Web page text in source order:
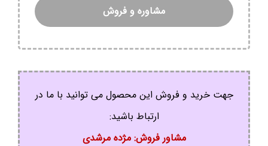
مشاوره و فروش
جهت خرید و فروش این محصول می توانید با ما در
ارتباط باشید:
مشاور فروش: مژده مرشدی